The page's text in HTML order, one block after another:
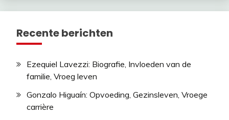
Recente berichten
Ezequiel Lavezzi: Biografie, Invloeden van de
familie, Vroeg leven
Gonzalo Higuaín: Opvoeding, Gezinsleven, Vroege
carrière